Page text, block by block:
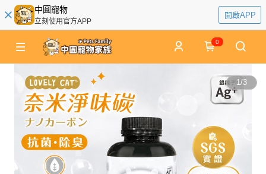
中圓寵物
立刻使用官方APP
開啟APP
0
1/3